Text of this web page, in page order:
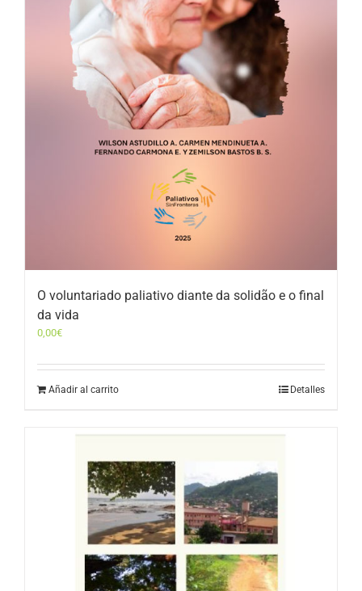
O voluntariado paliativo diante da solidão e o final
da vida
0,00€
Añadir al carrito Detalles